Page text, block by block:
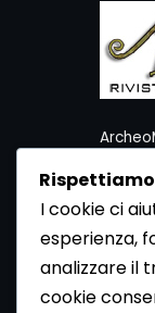
Per
Via
Tel
I cookie ci
esperienza,
analizzare il
cookie